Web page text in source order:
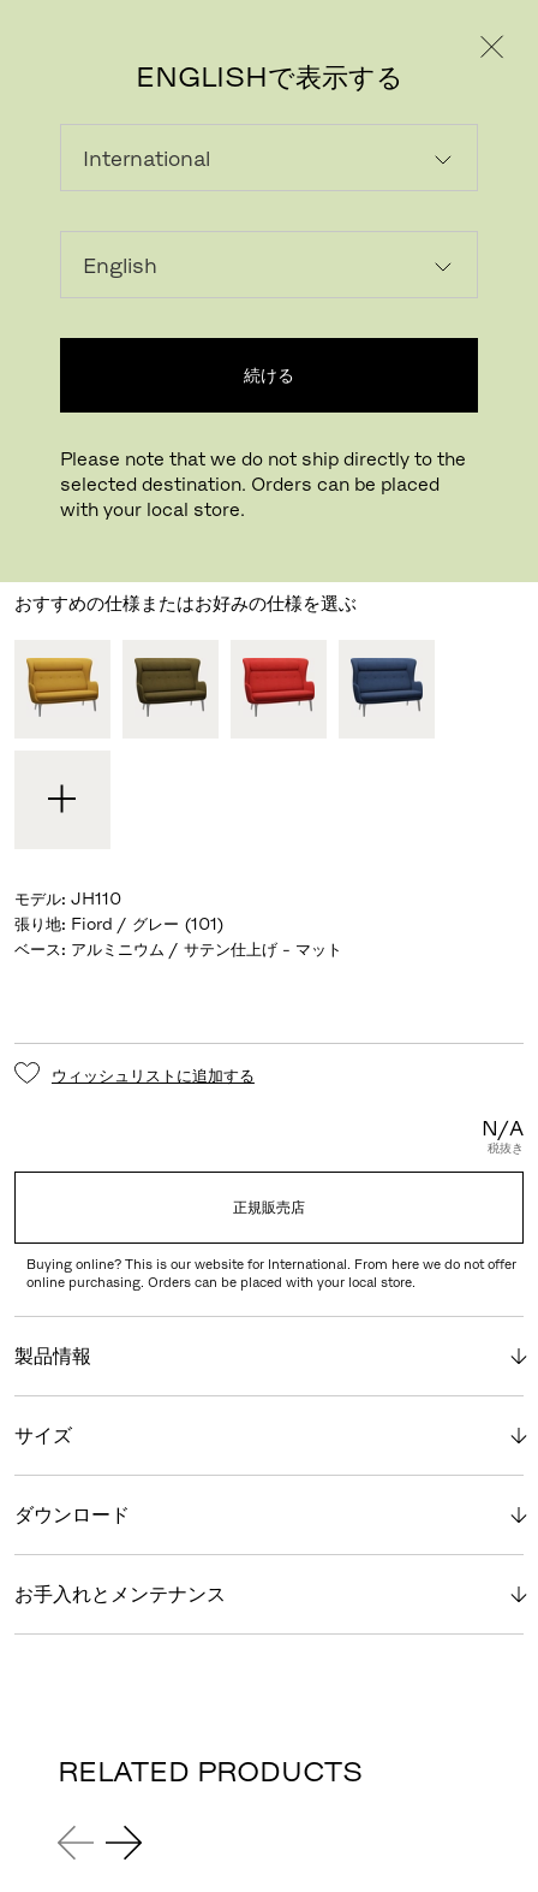
ENGLISHで表示する
続ける
Please note that we do not ship directly to the
selected destination. Orders can be placed
with your local store.
ロオソファ
おすすめの仕様またはお好みの仕様を選ぶ
モデル: JH110
張り地: Fiord / グレー (101)
ベース: アルミニウム / サテン仕上げ - マット
ウィッシュリストに追加する
N/A
税抜き
正規販売店
Buying online? This is our website for International. From here we do not offer
online purchasing. Orders can be placed with your local store.
製品情報
サイズ
ダウンロード
お手入れとメンテナンス
RELATED PRODUCTS